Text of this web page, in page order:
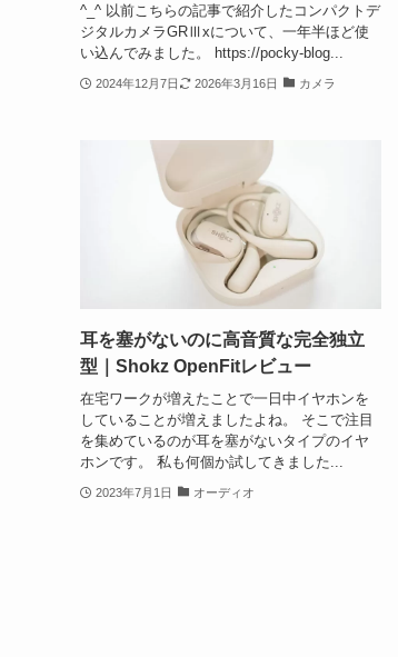
^_^ 以前こちらの記事で紹介したコンパクトデ
ジタルカメラGRⅢxについて、一年半ほど使
い込んでみました。 https://pocky-blog...
2024年12月7日 2026年3月16日 カメラ
耳を塞がないのに高音質な完全独立
型｜Shokz OpenFitレビュー
在宅ワークが増えたことで一日中イヤホンを
していることが増えましたよね。 そこで注目
を集めているのが耳を塞がないタイプのイヤ
ホンです。 私も何個か試してきました...
2023年7月1日 オーディオ